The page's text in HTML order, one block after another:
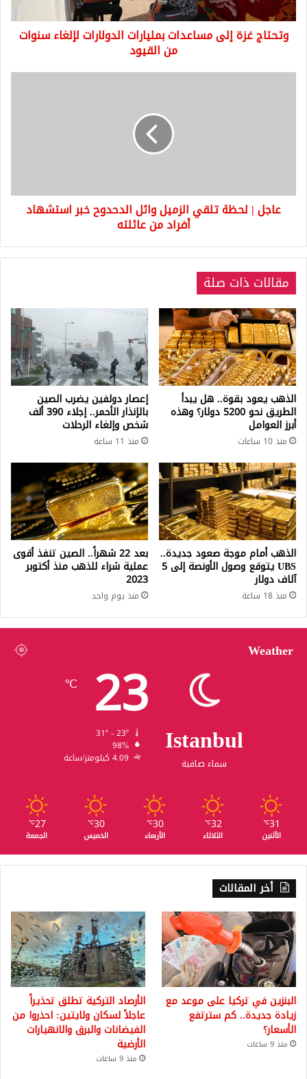
سنوات
من
القيود
وتحتاج غزة إلى مساعدات بمليارات الدولارات لإلغاء سنوات
من القيود
استشهاد
أفرادعاجل | لحظة تلقي الزميل وائل الدحدوح خبر استشهاد
أفراد من عائلته
مقالات ذات صلة
الذهب يعود بقوة.. هل يبدأ
الطريق نحو 5200 دولار؟ وهذه
أبرز العوامل
منذ 10 ساعات
إعصار دولفين يضرب الصين
بالإنذار الأحمر.. إجلاء 390 ألف
شخص وإلغاء الرحلات
منذ 11 ساعة
الذهب أمام موجة صعود جديدة..
UBS يتوقع وصول الأونصة إلى 5
آلاف دولار
منذ 18 ساعة
بعد 22 شهراً.. الصين تنفذ أقوى
عملية شراء للذهب منذ أكتوبر
2023
منذ يوم واحد
Weather
Istanbul
سماء صافية
23
℃
98%
4.09 كيلومتر/ساعة
31
℃
الأثنين
32
℃
الثلاثاء
30
℃
الأربعاء
30
℃
الخميس
27
℃
الجمعة
أخر المقالات
البنزين في تركيا على موعد مع
زيادة جديدة.. كم سترتفع
الأسعار؟
منذ 9 ساعات
الأرصاد التركية تطلق تحذيراً
عاجلاً لسكان ولايتين: احذروا من
الفيضانات والبرق والانهيارات
الأرضية
منذ 9 ساعات